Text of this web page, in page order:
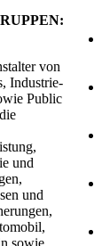
von
Industrie-
Public
und
und